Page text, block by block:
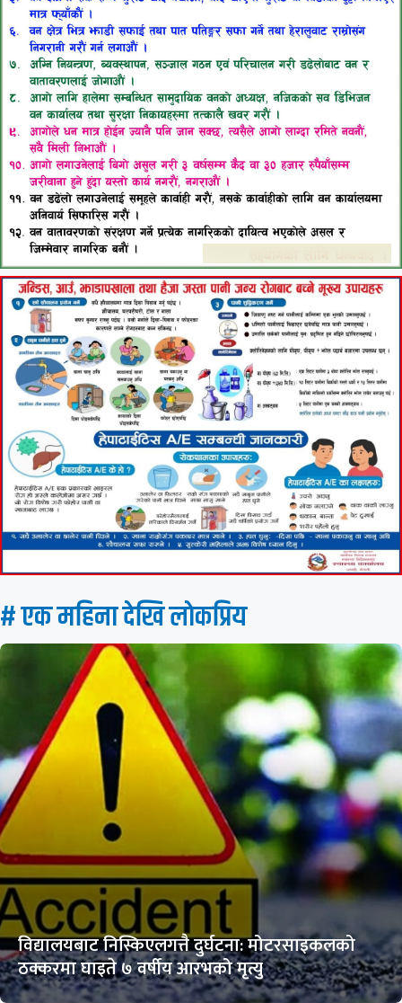
# एक महिना देखि लाेकप्रिय
विद्यालयबाट निस्किएलगत्तै दुर्घटना: मोटरसाइकलको
ठक्करमा घाइते ७ वर्षीय आरभको मृत्यु